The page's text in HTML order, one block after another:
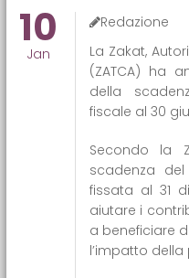
10
Jan
Redazione
La Zakat,
(ZATCA) ha
della
fiscale al 30
Secondo la
scadenza
fissata al 31
aiutare i
a beneficiare
l’impatto